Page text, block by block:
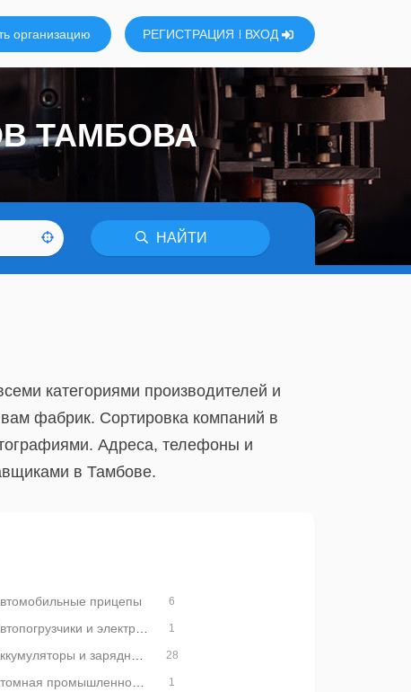
организацию РЕГИСТРАЦИЯ ВХОД
НАЙТИ
ТАМБОВА
категориями производителей и
фабрик. Сортировка компаний в
Адреса, телефоны и
в Тамбове.
прицепы 6
1
28
1